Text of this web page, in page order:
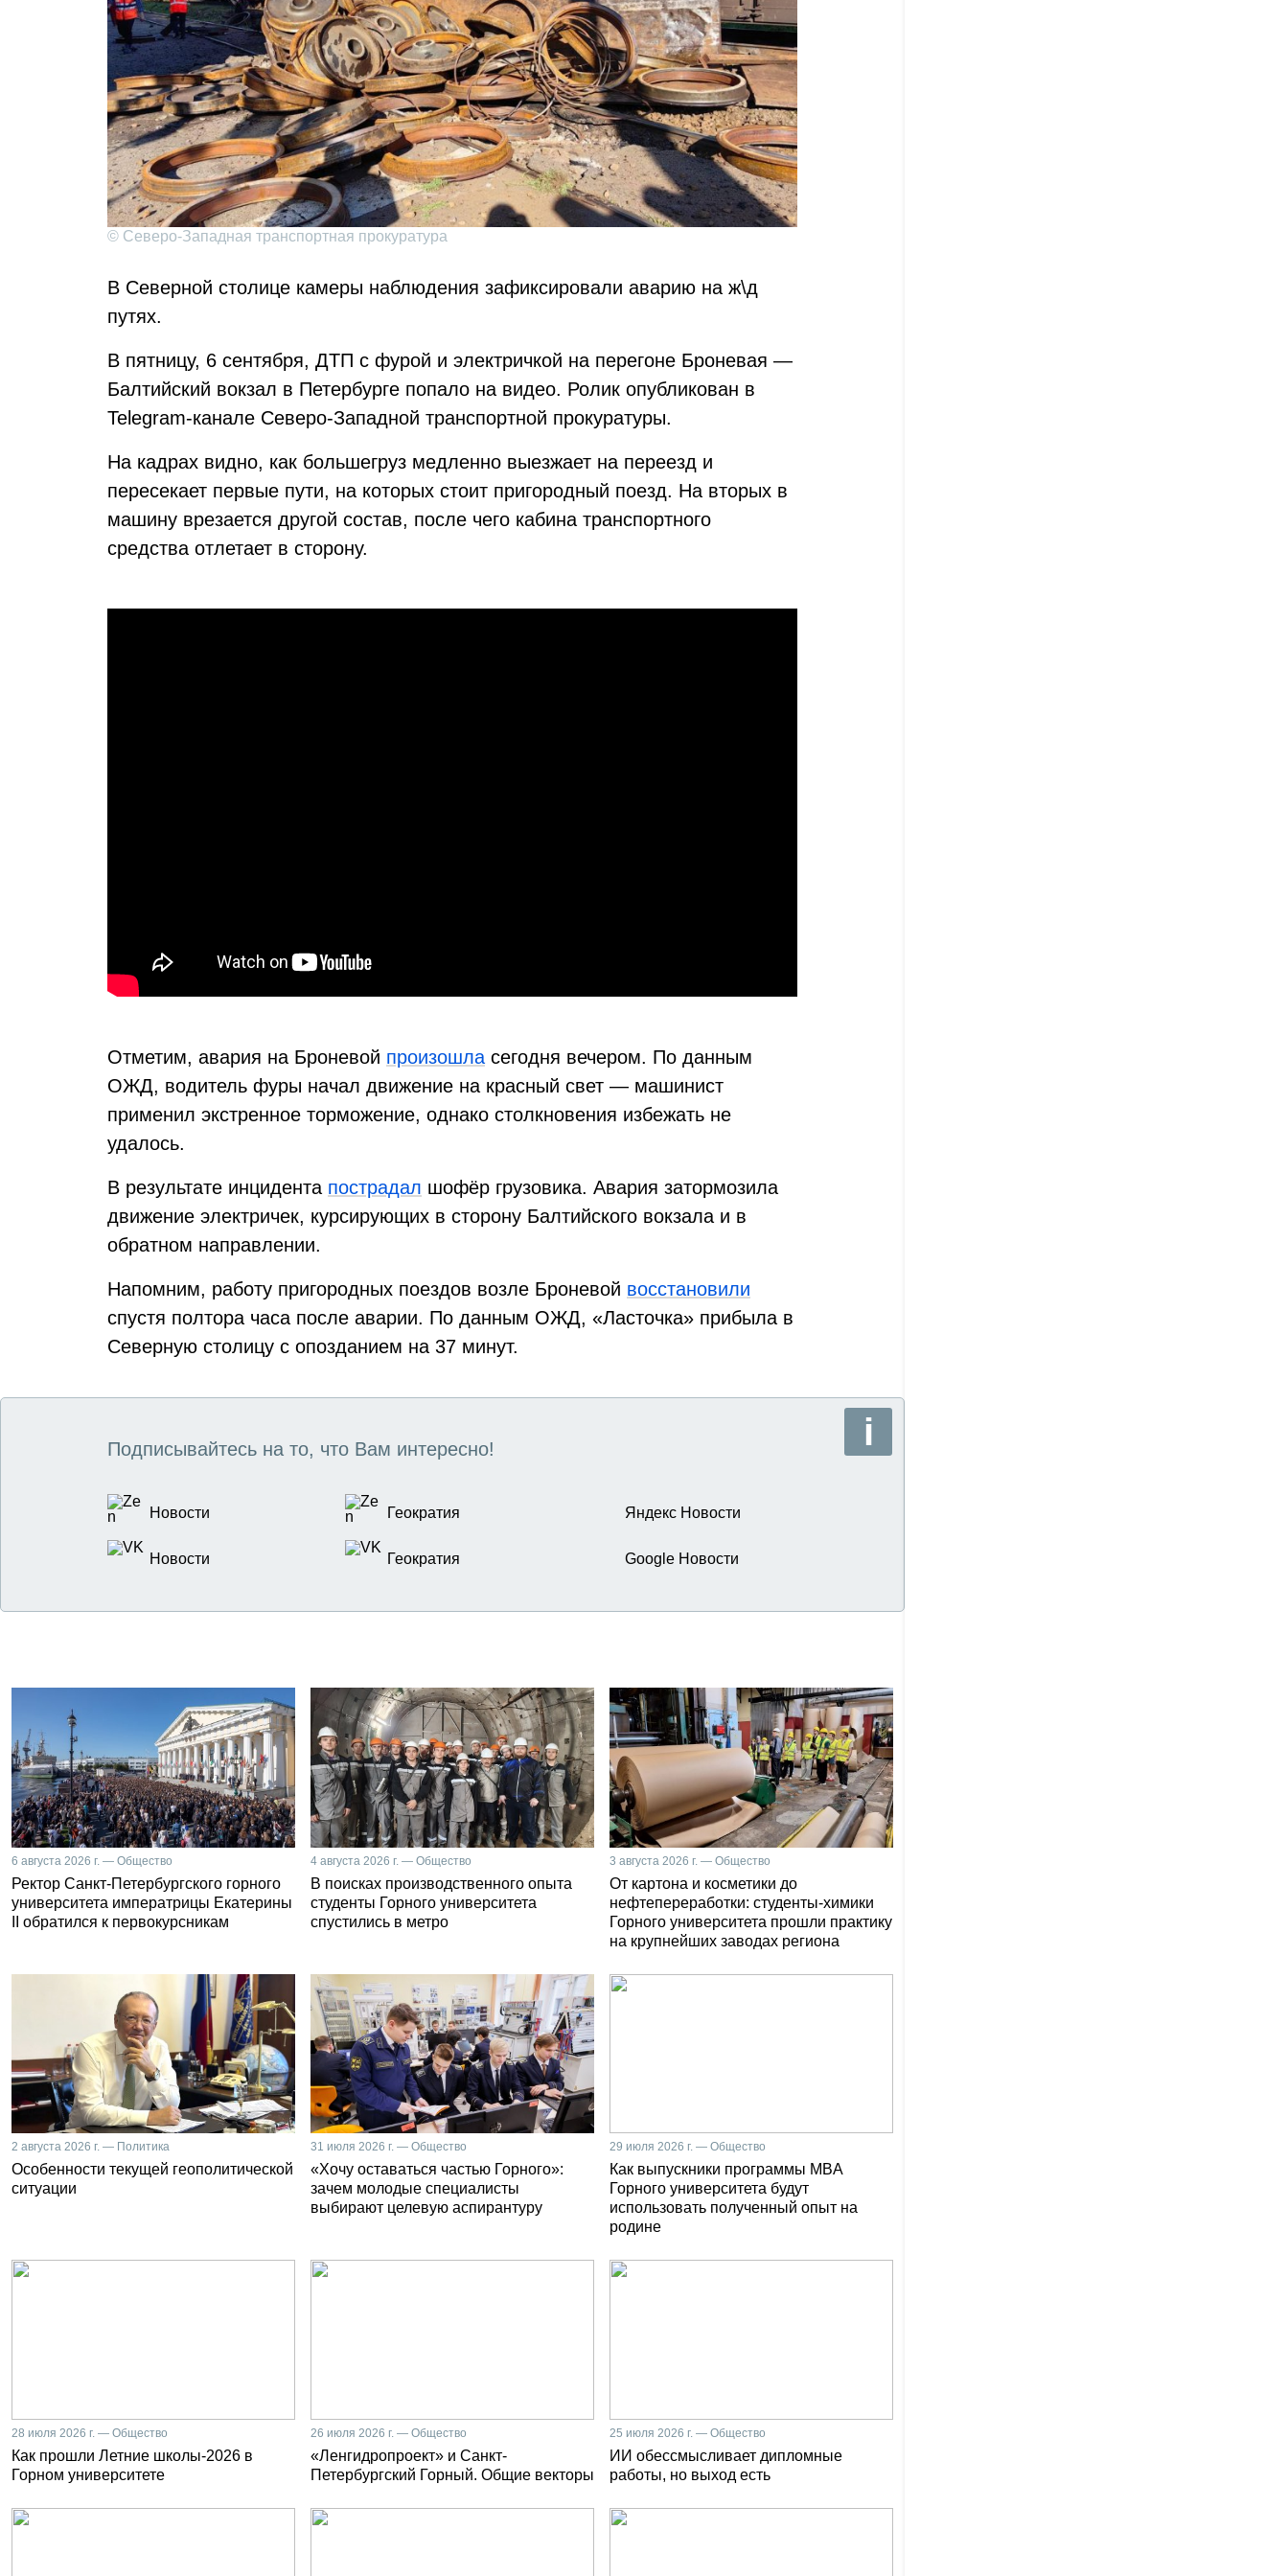
© Северо-Западная транспортная прокуратура
В Северной столице камеры наблюдения зафиксировали аварию на ж\д
путях.
В пятницу, 6 сентября, ДТП с фурой и электричкой на перегоне Броневая —
Балтийский вокзал в Петербурге попало на видео. Ролик опубликован в
Telegram-канале Северо-Западной транспортной прокуратуры.
На кадрах видно, как большегруз медленно выезжает на переезд и
пересекает первые пути, на которых стоит пригородный поезд. На вторых в
машину врезается другой состав, после чего кабина транспортного
средства отлетает в сторону.
Отметим, авария на Броневой произошла сегодня вечером. По данным
ОЖД, водитель фуры начал движение на красный свет — машинист
применил экстренное торможение, однако столкновения избежать не
удалось.
В результате инцидента пострадал шофёр грузовика. Авария затормозила
движение электричек, курсирующих в сторону Балтийского вокзала и в
обратном направлении.
Напомним, работу пригородных поездов возле Броневой восстановили
спустя полтора часа после аварии. По данным ОЖД, «Ласточка» прибыла в
Северную столицу с опозданием на 37 минут.
Подписывайтесь на то, что Вам интересно!
Новости Геократия Яндекс Новости
Новости Геократия Google Новости
6 августа 2026 г. — Общество
Ректор Санкт-Петербургского горного
университета императрицы Екатерины
II обратился к первокурсникам
4 августа 2026 г. — Общество
В поисках производственного опыта
студенты Горного университета
спустились в метро
3 августа 2026 г. — Общество
От картона и косметики до
нефтепереработки: студенты-химики
Горного университета прошли практику
на крупнейших заводах региона
2 августа 2026 г. — Политика
Особенности текущей геополитической
ситуации
31 июля 2026 г. — Общество
«Хочу оставаться частью Горного»:
зачем молодые специалисты
выбирают целевую аспирантуру
29 июля 2026 г. — Общество
Как выпускники программы MBA
Горного университета будут
использовать полученный опыт на
родине
28 июля 2026 г. — Общество
Как прошли Летние школы-2026 в
Горном университете
26 июля 2026 г. — Общество
«Ленгидропроект» и Санкт-
Петербургский Горный. Общие векторы
25 июля 2026 г. — Общество
ИИ обессмысливает дипломные
работы, но выход есть